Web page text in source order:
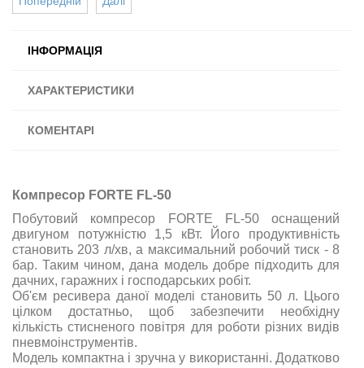
ІНФОРМАЦІЯ
ХАРАКТЕРИСТИКИ
КОМЕНТАРІ
Компресор FORTE FL-50
Побутовий компресор FORTE FL-50 оснащений
двигуном потужністю 1,5 кВт. Його продуктивність
становить 203 л/хв, а максимальний робочий тиск - 8
бар. Таким чином, дана модель добре підходить для
дачних, гаражних і господарських робіт.
Об'єм ресивера даної моделі становить 50 л. Цього
цілком достатньо, щоб забезпечити необхідну
кількість стисненого повітря для роботи різних видів
пневмоінструментів.
Модель компактна і зручна у використанні. Додатково